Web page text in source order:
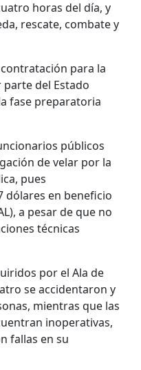
horas del día, y
rescate, combate y
para la
del Estado
fase preparatoria
públicos
de velar por la
pues
dólares en beneficio
a pesar de que no
técnicas
por el Ala de
se accidentaron y
mientras que las
inoperativas,
fallas en su